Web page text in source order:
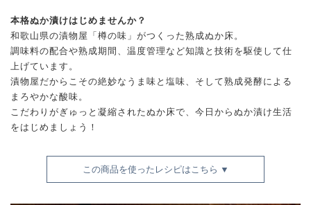
本格ぬか漬けはじめませんか？
和歌山県の漬物屋「樽の味」がつくった熟成ぬか床。
調味料の配合や熟成期間、温度管理など知識と技術を駆使して仕
上げています。
漬物屋だからこその絶妙なうま味と塩味、そして熟成発酵による
まろやかな酸味。
こだわりがぎゅっと凝縮されたぬか床で、今日からぬか漬け生活
をはじめましょう！
この商品を使ったレシピはこちら ▼